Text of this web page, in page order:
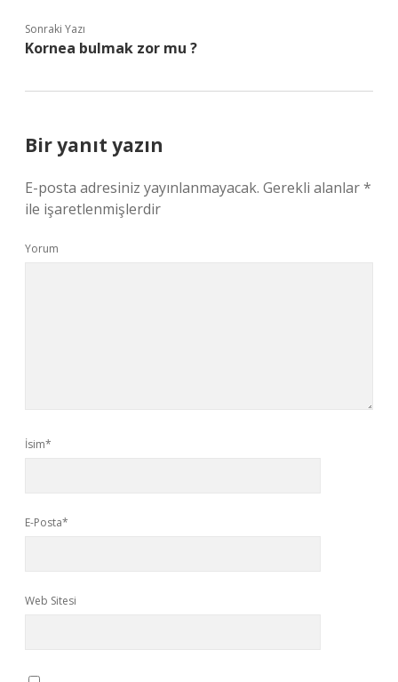
Sonraki Yazı
Kornea bulmak zor mu ?
Bir yanıt yazın
E-posta adresiniz yayınlanmayacak. Gerekli alanlar*
ile işaretlenmişlerdir
Yorum
İsim*
E-Posta*
Web Sitesi